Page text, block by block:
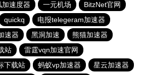
加速度器 一元机场
BitzNet官网
quickq
电报telegeram加速器
速器 黑洞加速
熊猫加速器
站
雷霆vqn加速官网
下载站 蚂蚁vp加速器 星云加速器